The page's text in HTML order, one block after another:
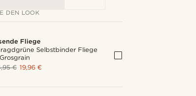
DEN LOOK
Fliege
Selbstbinder Fliege
€ 19,96 €